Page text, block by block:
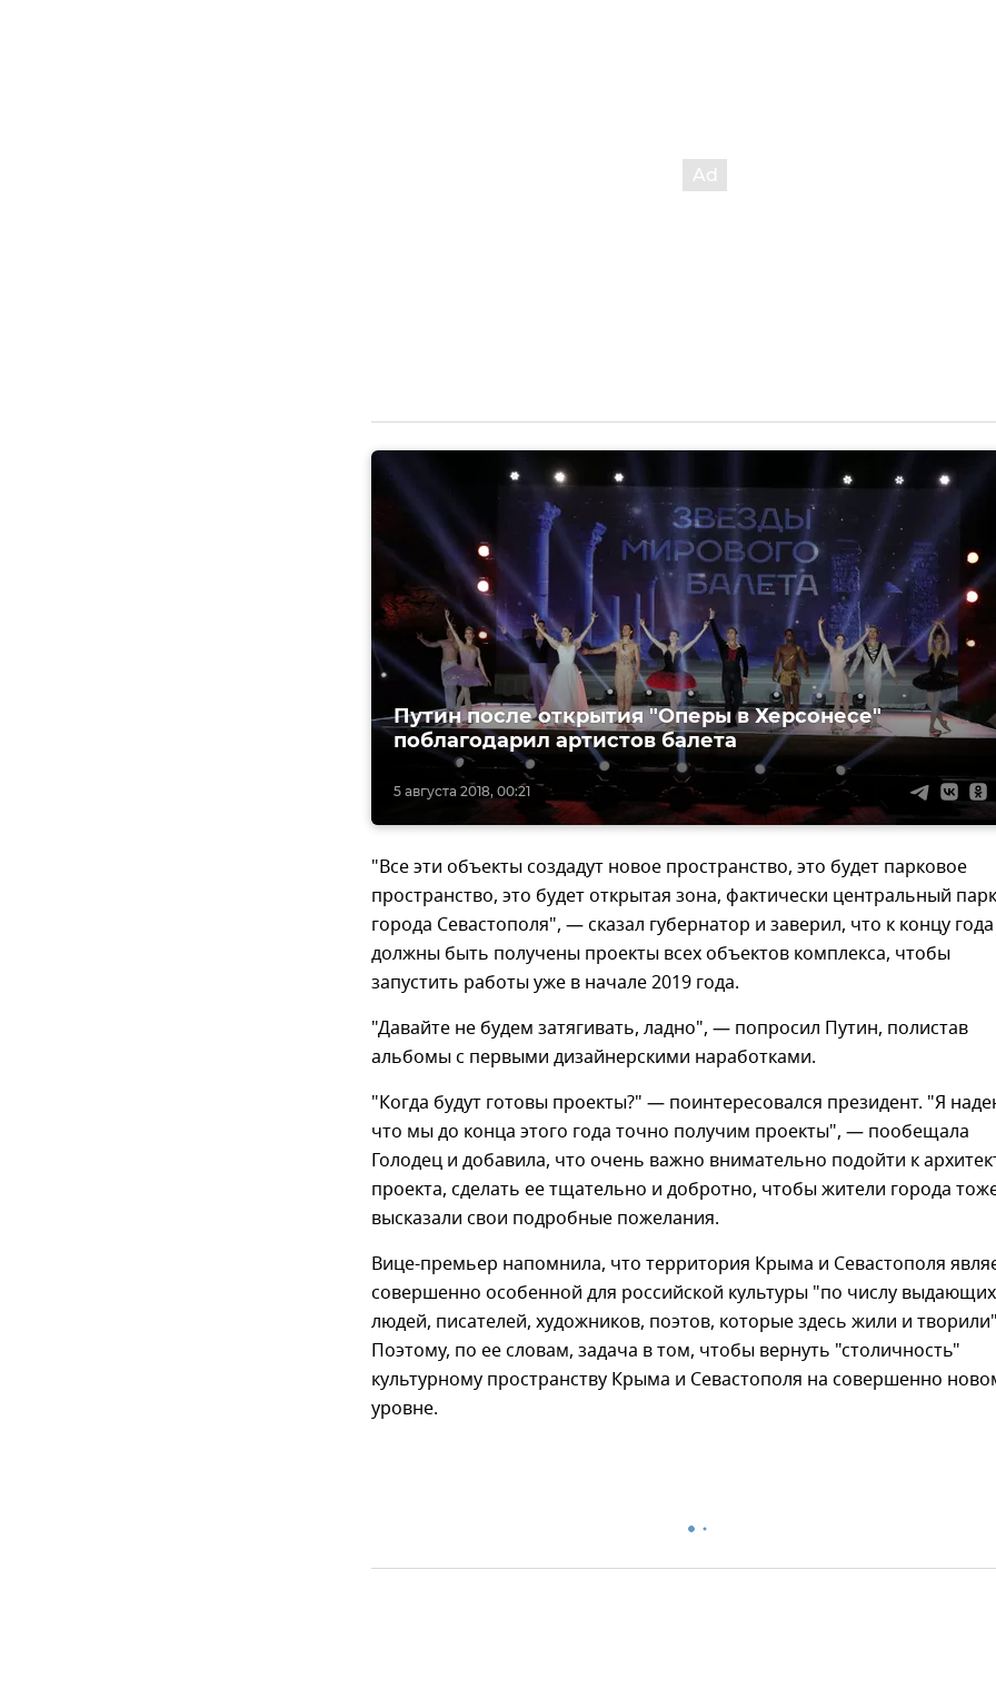
5 августа 2018, 00:21
Путин после открытия "Оперы в Херсонесе"
поблагодарил артистов балета
"Все эти объекты создадут новое пространство, это будет парковое
пространство, это будет открытая зона, фактически центральный парк
города Севастополя", — сказал губернатор и заверил, что к концу года
должны быть получены проекты всех объектов комплекса, чтобы
запустить работы уже в начале 2019 года.
"Давайте не будем затягивать, ладно", — попросил Путин, полистав
альбомы с первыми дизайнерскими наработками.
"Когда будут готовы проекты?" — поинтересовался президент. "Я
что мы до конца этого года точно получим проекты", — пообещала
Голодец и добавила, что очень важно внимательно подойти к
проекта, сделать ее тщательно и добротно, чтобы жители города
высказали свои подробные пожелания.
Вице-премьер напомнила, что территория Крыма и Севастополя
совершенно особенной для российской культуры "по числу
людей, писателей, художников, поэтов, которые здесь жили и
Поэтому, по ее словам, задача в том, чтобы вернуть "столичность"
культурному пространству Крыма и Севастополя на совершенно
уровне.